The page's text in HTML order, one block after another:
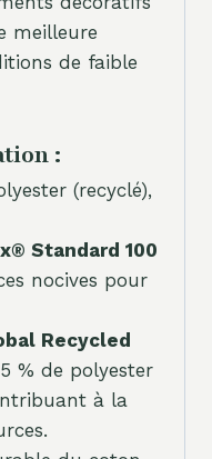
meilleure
de faible
:
(recyclé),
Standard 100
nocives pour
Recycled
% de polyester
à la